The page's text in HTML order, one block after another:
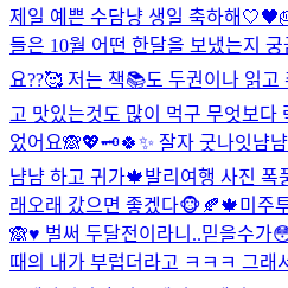
제일 예쁜 수담냥 생일 축하해
들은 10월 어떤 한달을 보냈는지
요??🥰 저는 책📚도 두권이나 읽
고 맛있는것도 많이 먹구 무엇보다
었어요🙈💖🗝️🍀✨ 잘자 굿나잇냠
냠냠 하고 귀가🍁발리여행 사진 폭
래오래 갔으면 좋겠다🐵🍂🍁미주
🙈♥️ 벌써 두달전이라니..믿을수가
때의 내가 부럽더라고 ㅋㅋㅋ 그